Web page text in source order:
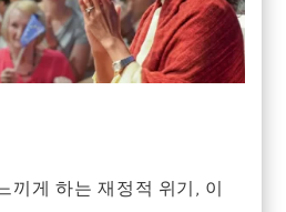
끼게 하는 재정적 위기, 이